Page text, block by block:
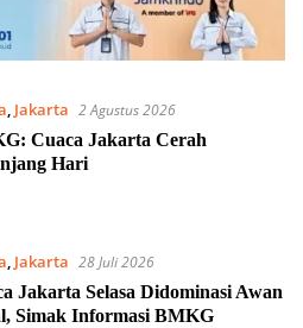
, Jakarta 2 Agustus 2026
Cuaca Jakarta Cerah
Hari
, Jakarta 28 Juli 2026
Jakarta Selasa Didominasi Awan
Simak Informasi BMKG